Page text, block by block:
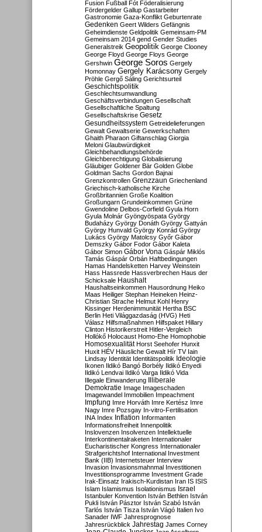
Fusion Fußball Fót Föderalisierung
Fördergelder Gallup Gastarbeiter
Gastronomie Gaza-Konflikt Geburtenrate
Gedenken Geert Wilders Gefängnis
Geheimdienste Geldpolitik Gemeinsam-PM
Gemeinsam 2014 gend Gender Studies
Generalstreik Geopolitik George Clooney
George Floyd George Floys George
Gershwin George Soros Gergely
Homonnay Gergely Karácsony Gergely
Pröhle Gergő Sáling Gerichtsurteil
Geschichtspolitik
Geschlechtsumwandlung
Geschäftsverbindungen Gesellschaft
Gesellschaftliche Spaltung
Gesellschaftskrise Gesetz
Gesundheitssystem Getreidelieferungen
Gewalt Gewaltserie Gewerkschaften
Ghaith Pharaon Giftanschlag Giorgia
Meloni Glaubwürdigkeit
Gleichbehandlungsbehörde
Gleichberechtigung Globalisierung
Gläubiger Goldener Bär Golden Globe
Goldman Sachs Gordon Bajnai
Grenzkontrollen Grenzzaun Griechenland
Griechisch-katholische Kirche
Großbritannien Große Koalition
Großungarn Grundeinkommen Grüne
Gwendoline Delbos-Corfield Gyula Horn
Gyula Molnár Gyöngyöspata György
Budaházy György Donáth György Gattyán
György Hunvald György Konrád György
Lukács György Matolcsy Győr Gábor
Demszky Gábor Fodor Gábor Kaleta
Gábor Simon Gábor Vona Gáspár Miklós
Tamás Gáspár Orbán Haftbedingungen
Hamas Handelsketten Harvey Weinstein
Hass Hassrede Hassverbrechen Haus der
Schicksale Haushalt
Haushaltseinkommen Hausordnung Heiko
Maas Heiliger Stephan Heineken Heinz-
Christian Strache Helmut Kohl Henry
Kissinger Herdenimmunität Hertha BSC
Berlin Heti Világgazdaság (HVG) Heti
Válasz Hilfsmaßnahmen Hilfspaket Hillary
Clinton Historikerstreit Hitler-Vergleich
Hollókő Holocaust Homo-Ehe Homophobie
Homosexualität Horst Seehofer Hunxit
Huxit HÉV Häusliche Gewalt Hír TV Iain
Lindsay Identität Identitätspolitik Ideologie
Ikonen Ildikó Bangó Borbély Ildikó Enyedi
Ildikó Lendvai Ildikó Varga Ildikó Vida
Illegale Einwanderung Illiberale
Demokratie Image Imageschaden
Imagewandel Immobilien Impeachment
Impfung Imre Horváth Imre Kertész Imre
Nagy Imre Pozsgay In-vitro-Fertilisation
INA Index Inflation Informanten
Informationsfreiheit Innenpolitik
Inslovenzen Insolvenzen Intellektuelle
Interkontinentalraketen Internationaler
Eucharistischer Kongress Internationaler
Strafgerichtshof International Investment
Bank (IIB) Internetsteuer Interview
Invasion Invasionsmahnmal Investitionen
Investitionsprogramme Investment Grade
Irak-Einsatz Irakisch-Kurdistan Iran IS ISIS
Islam Islamismus Isolationismus Israel
Istanbuler Konvention István Bethlen István
Pukli István Pásztor István Szabó István
Tarlós István Tisza István Vágó Italien Ivo
Sanader IWF Jahresprognose
Jahresrückblick Jahrestag James Corney